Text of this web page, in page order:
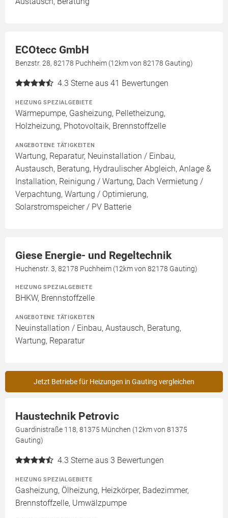
ECOtecc GmbH
Benzstr. 28, 82178 Puchheim (12km von 82178 Gauting)
4.3 Sterne aus 41 Bewertungen
HEIZUNG SPEZIALGEBIETE
Wärmepumpe, Gasheizung, Pelletheizung,
Holzheizung, Photovoltaik, Brennstoffzelle
ANGEBOTENE TÄTIGKEITEN
Wartung, Reparatur, Neuinstallation / Einbau,
Austausch, Beratung, Hydraulischer Abgleich, Anlage &
Installation, Reinigung / Wartung, Dach Vermietung /
Verpachtung, Wartung / Optimierung,
Solarstromspeicher / PV Batterie
Giese Energie- und Regeltechnik
Huchenstr. 3, 82178 Puchheim (12km von 82178 Gauting)
HEIZUNG SPEZIALGEBIETE
BHKW, Brennstoffzelle
ANGEBOTENE TÄTIGKEITEN
Neuinstallation / Einbau, Austausch, Beratung,
Wartung, Reparatur
Jetzt Betriebe für Heizungen in Gauting vergleichen
Haustechnik Petrovic
Guardinistraße 118, 81375 München (12km von 81375
Gauting)
4.3 Sterne aus 3 Bewertungen
HEIZUNG SPEZIALGEBIETE
Gasheizung, Ölheizung, Heizkörper, Badezimmer,
Brennstoffzelle, Umwälzpumpe